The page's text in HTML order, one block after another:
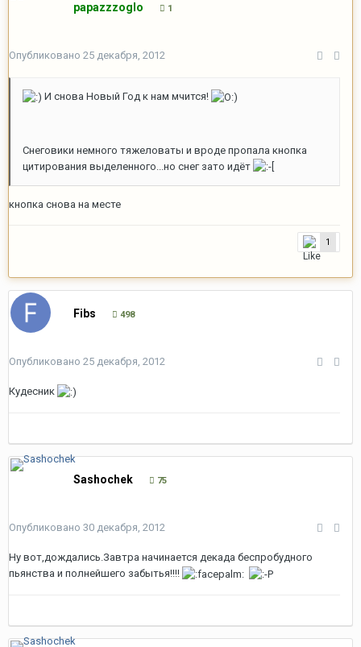
papazzzoglo 1
Опубликовано 25 декабря, 2012
И снова Новый Год к нам мчится!
Снеговики немного тяжеловаты и вроде пропала кнопка
цитирования выделенного...но снег зато идёт
кнопка снова на месте
1
Fibs 498
Опубликовано 25 декабря, 2012
Кудесник
Sashochek 75
Опубликовано 30 декабря, 2012
Ну вот,дождались.Завтра начинается декада беспробудного
пьянства и полнейшего забытья!!!!